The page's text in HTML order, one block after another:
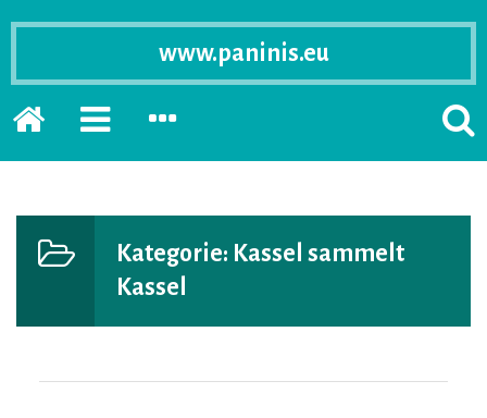
www.paninis.eu
Startseite
PRIMÄRE
ERWEITERN
SEKUNDÄRE
ERWEITERN
Kategorie: Kassel sammelt
Kassel